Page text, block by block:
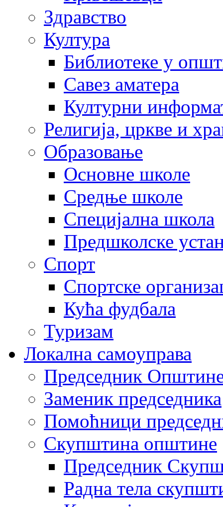
Здравство
Култура
Библиотеке у
Савез аматера
Културни
Религија, цркве и
Образовање
Основне школе
Средње школе
Специјална школа
Предшколске
Спорт
Спортске
Кућа фудбала
Туризам
Локална самоуправа
Председник
Заменик председника
Помоћници
Скупштина општине
Председник
Радна тела